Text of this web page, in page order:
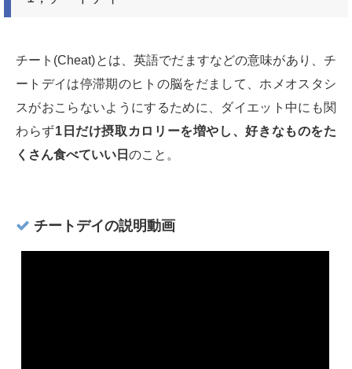
チート(Cheat)とは、英語でだますなどの意味があり、チ
ートデイは停滞期のヒトの脳をだまして、ホメオスタシ
スがおこらないようにするために、ダイエット中にも関
わらず1日だけ摂取カロリーを増やし、好きなものをた
くさん食べていい日 のこと。
チートデイの説明動画